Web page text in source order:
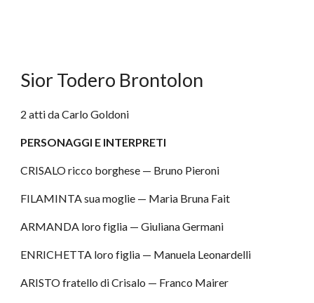
Sior Todero Brontolon
2 atti da Carlo Goldoni
PERSONAGGI E INTERPRETI
CRISALO ricco borghese — Bruno Pieroni
FILAMINTA sua moglie — Maria Bruna Fait
ARMANDA loro figlia — Giuliana Germani
ENRICHETTA loro figlia — Manuela Leonardelli
ARISTO fratello di Crisalo — Franco Mairer